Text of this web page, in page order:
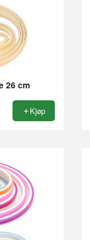
26 cm
Kjøp